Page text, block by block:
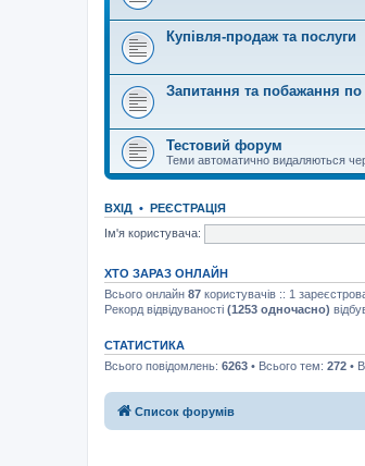
Купівля-продаж та послуги
Запитання та побажання
Тестовий форум
Теми автоматично видаляються
ВХІД •
РЕЄСТРАЦІЯ
Ім'я користувача:
ХТО ЗАРАЗ ОНЛАЙН
Всього онлайн 87 користувачів :: 1
Рекорд відвідуваності (1253 одночасно)
СТАТИСТИКА
Всього повідомлень: 6263 • Всього тем: 272 •
Список форумів